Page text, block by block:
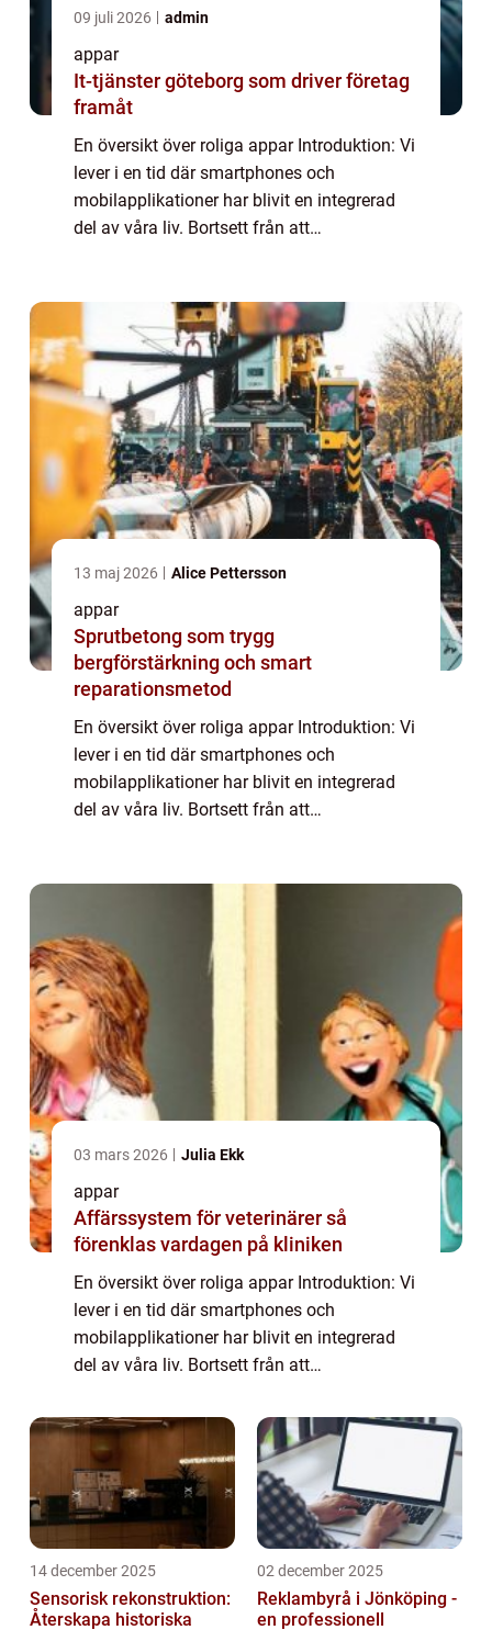
09 juli 2026 admin
appar
It-tjänster göteborg som driver företag
framåt
En översikt över roliga appar Introduktion: Vi
lever i en tid där smartphones och
mobilapplikationer har blivit en integrerad
del av våra liv. Bortsett från att
finns det också en ...
13 maj 2026 Alice Pettersson
appar
Sprutbetong som trygg
bergförstärkning och smart
reparationsmetod
En översikt över roliga appar Introduktion: Vi
lever i en tid där smartphones och
mobilapplikationer har blivit en integrerad
del av våra liv. Bortsett från att
03 mars 2026 Julia Ekk
appar
Affärssystem för veterinärer så
förenklas vardagen på kliniken
En översikt över roliga appar Introduktion: Vi
lever i en tid där smartphones och
mobilapplikationer har blivit en integrerad
del av våra liv. Bortsett från att
kommunikation, nytta och produktivitet,
finns det också en ...
14 december 2025
Sensorisk rekonstruktion:
Återskapa historiska
02 december 2025
Reklambyrå i Jönköping -
en professionell